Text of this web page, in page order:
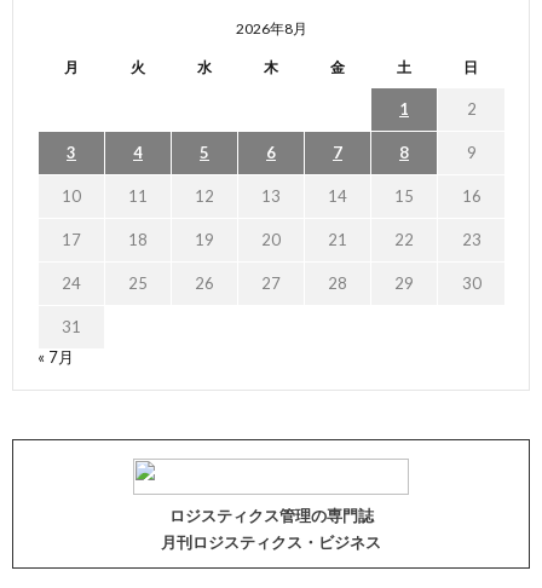
2026年8月
月 火 水 木 金 土 日
1 2
3 4 5 6 7 8 9
10 11 12 13 14 15 16
17 18 19 20 21 22 23
24 25 26 27 28 29 30
31
« 7月
ロジスティクス管理の専門誌
月刊ロジスティクス・ビジネス